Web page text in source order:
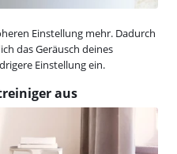
Einstellung mehr. Dadurch
das Geräusch deines
Einstellung ein.
aus